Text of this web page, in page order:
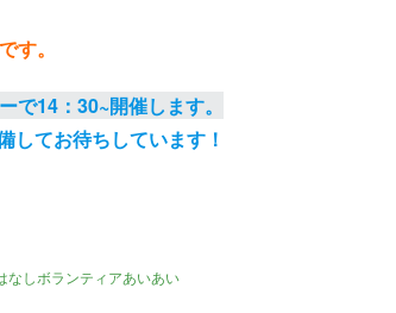
す。
で14：30~開催します。
してお待ちしています！
なしボランティアあいあい